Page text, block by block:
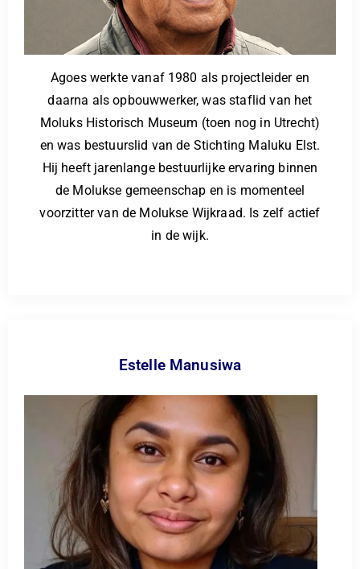
Agoes werkte vanaf 1980 als projectleider en
daarna als opbouwwerker, was staflid van het
Moluks Historisch Museum (toen nog in Utrecht)
en was bestuurslid van de Stichting Maluku Elst.
Hij heeft jarenlange bestuurlijke ervaring binnen
de Molukse gemeenschap en is momenteel
voorzitter van de Molukse Wijkraad. Is zelf actief
in de wijk.
Estelle Manusiwa